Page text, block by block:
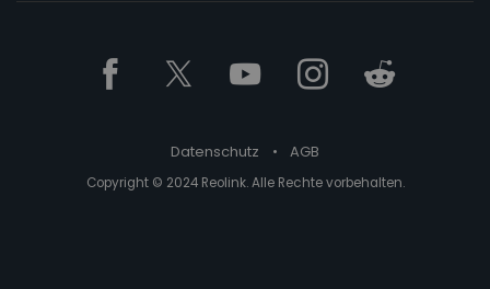
Datenschutz • AGB
Copyright © 2024 Reolink. Alle Rechte vorbehalten.